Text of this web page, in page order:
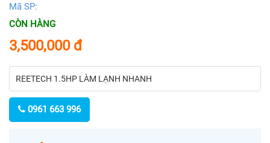
Mã SP:
CÒN HÀNG
3,500,000 đ
REETECH 1.5HP LÀM LẠNH NHANH
0961 663 996